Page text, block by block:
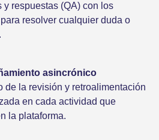
y respuestas (QA) con los
resolver cualquier duda o
asincrónico
de la revisión y retroalimentación
en cada actividad que
la plataforma.